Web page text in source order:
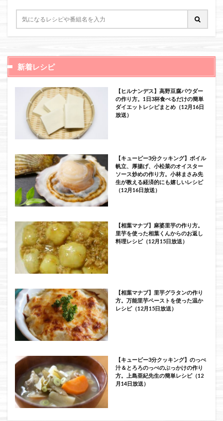
新着レシピ
【ヒルナンデス】高野豆腐パウダー
の作り方。1日3杯食べるだけの簡単
ダイエットレシピまとめ（12月16日
放送）
【キューピー3分クッキング】ボイル
帆立、厚揚げ、小松菜のオイスター
ソース炒めの作り方。小林まさみ先
生が教える経済的にも嬉しいレシピ
（12月16日放送）
【相葉マナブ】麻婆里芋の作り方。
里芋を使った相葉くんからのお返し
料理レシピ（12月15日放送）
【相葉マナブ】里芋グラタンの作り
方。万能里芋ペーストを使った温か
レシピ（12月15日放送）
【キューピー3分クッキング】のっぺ
汁＆とろろのっぺのぶっかけの作り
方。上島亜紀先生の簡単レシピ（12
月14日放送）